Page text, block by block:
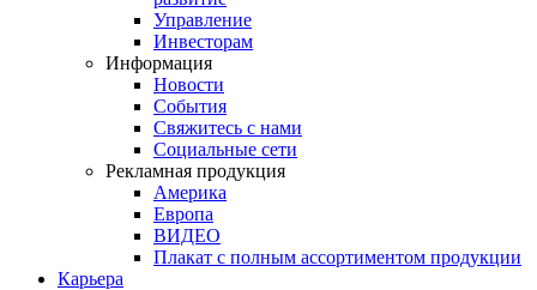
Управление
Инвесторам
Информация
Новости
События
Свяжитесь с нами
Социальные сети
Рекламная продукция
Америка
Европа
ВИДЕО
Плакат с полным ассортиментом продукции
Карьера